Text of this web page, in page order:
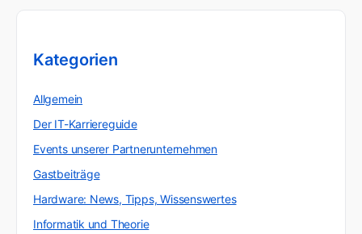
Kategorien
Allgemein
Der IT-Karriereguide
Events unserer Partnerunternehmen
Gastbeiträge
Hardware: News, Tipps, Wissenswertes
Informatik und Theorie